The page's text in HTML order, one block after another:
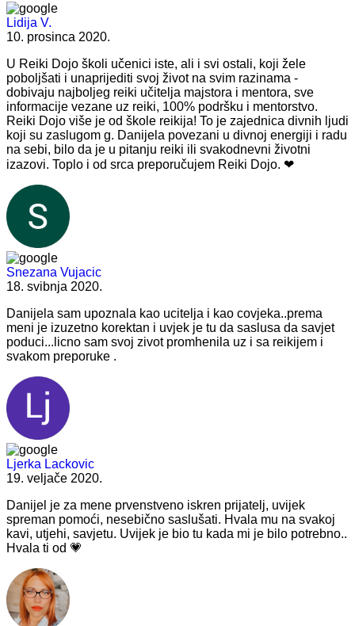
Lidija V.
10. prosinca 2020.
U Reiki Dojo školi učenici iste, ali i svi ostali, koji žele
poboljšati i unaprijediti svoj život na svim razinama -
dobivaju najboljeg reiki učitelja majstora i mentora, sve
informacije vezane uz reiki, 100% podršku i mentorstvo.
Reiki Dojo više je od škole reikija! To je zajednica divnih ljudi
koji su zaslugom g. Danijela povezani u divnoj energiji i radu
na sebi, bilo da je u pitanju reiki ili svakodnevni životni
izazovi. Toplo i od srca preporučujem Reiki Dojo. ❤
Snezana Vujacic
18. svibnja 2020.
Danijela sam upoznala kao ucitelja i kao covjeka..prema
meni je izuzetno korektan i uvjek je tu da saslusa da savjet
poduci...licno sam svoj zivot promhenila uz i sa reikijem i
svakom preporuke .
Ljerka Lackovic
19. veljače 2020.
Danijel je za mene prvenstveno iskren prijatelj, uvijek
spreman pomoći, nesebično saslušati. Hvala mu na svakoj
kavi, utjehi, savjetu. Uvijek je bio tu kada mi je bilo potrebno..
Hvala ti od 💗